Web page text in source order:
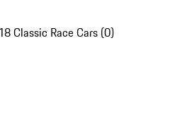
Classic Race Cars (0)